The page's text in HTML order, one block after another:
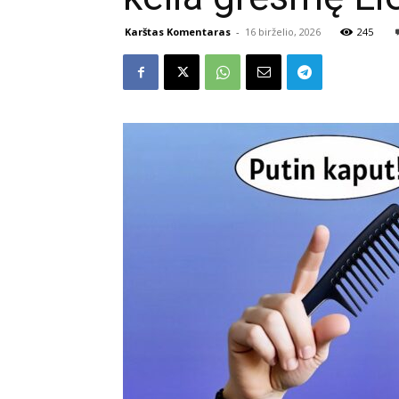
Karštas Komentaras - 16 birželio, 2026 245